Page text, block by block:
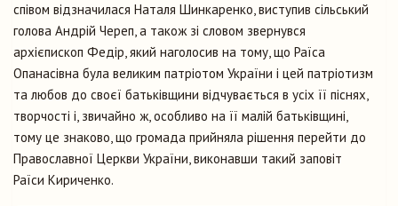
співом відзначилася Наталя Шинкаренко, виступив сільський
голова Андрій Череп, а також зі словом звернувся
архієпископ Федір, який наголосив на тому, що Раїса
Опанасівна була великим патріотом України і цей патріотизм
та любов до своєї батьківщини відчувається в усіх її піснях,
творчості і, звичайно ж, особливо на її малій батьківщині,
тому це знаково, що громада прийняла рішення перейти до
Православної Церкви України, виконавши такий заповіт
Раїси Кириченко.